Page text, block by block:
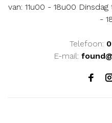
van: 11u00 - 18u00
-
Telefoon:
E-mail: